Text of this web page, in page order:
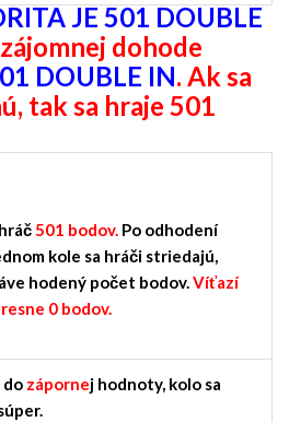
JE 501 DOUBLE
dohode
DOUBLE IN. Ak sa
tak sa hraje 501
501 bodov. Po odhodení
kole sa hráči striedajú,
hodený počet bodov.Víťazí
0 bodov.
do zápornej hodnoty, kolo sa